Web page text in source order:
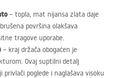
– topla, mat nijansa zlata daje
površina olakšava
tragove uporabe.
– kraj držača obogaćen je
Ovaj suptilni detalj
poglede i naglašava visoku